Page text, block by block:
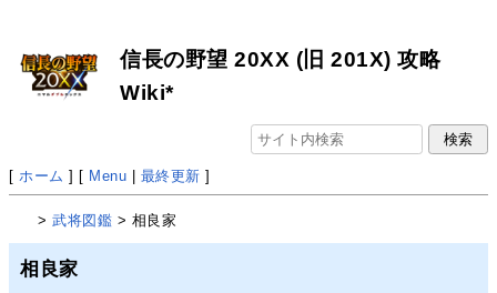
信長の野望 20XX (旧 201X) 攻略
Wiki*
[ ホーム ] [ Menu 最終更新 ]
>武将図鑑 > 相良家
相良家